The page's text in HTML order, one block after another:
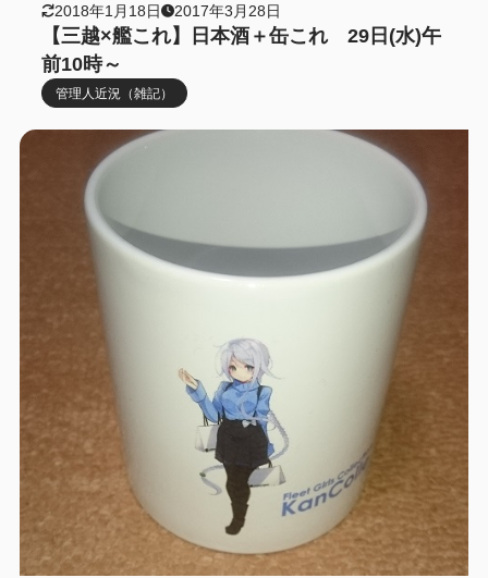
2018年1月18日 2017年3月28日
【三越×艦これ】日本酒＋缶これ 29日(水)午
前10時～
管理人近況（雑記）